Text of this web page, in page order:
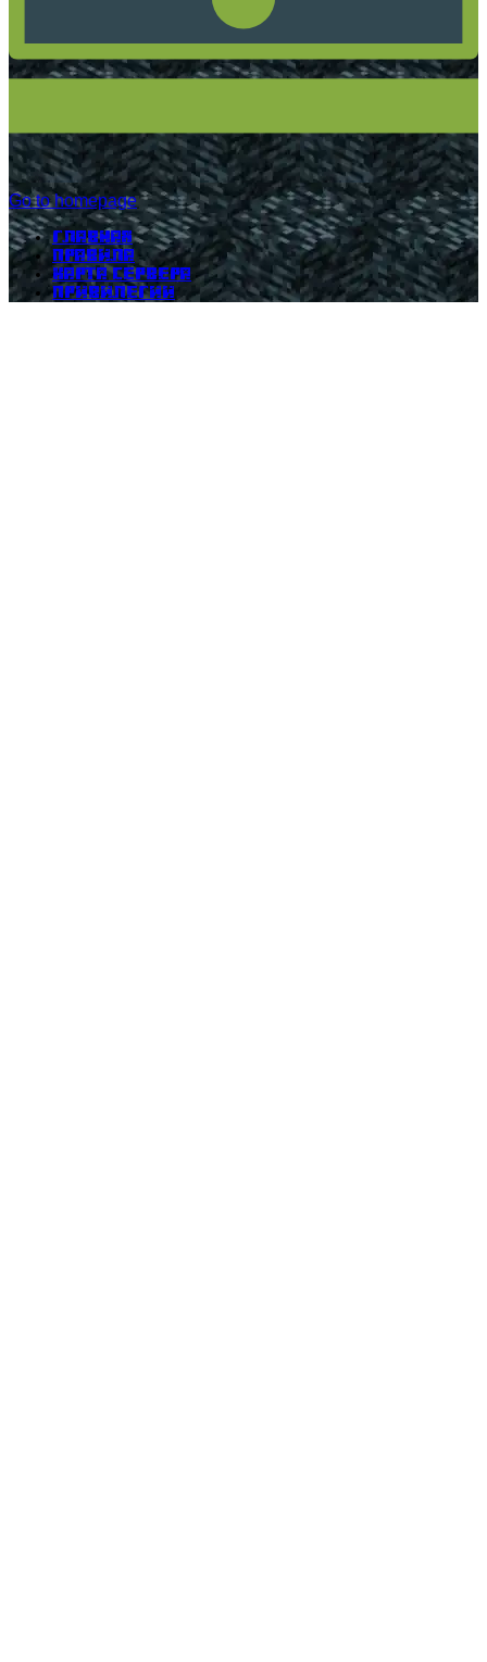
Go to homepage
Главная
Правила
Карта сервера
Привилегии